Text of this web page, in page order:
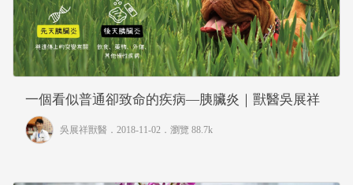
一個看似普通卻致命的疾病—胰臟炎｜獸醫吳展祥
吳展祥獸醫 ．2018-11-02． 瀏覽 88.7k